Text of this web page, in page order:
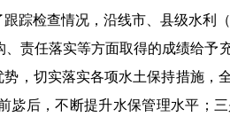
踪检查情况，沿线市、县级水利
责任落实等方面取得的成绩给予
，切实落实各项水土保持措施，
后，不断提升水保管理水平；